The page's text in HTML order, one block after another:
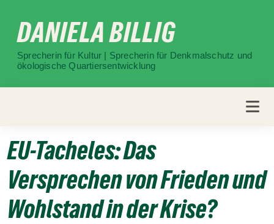
zum
InhaltDANIELA BILLIG
Sprecherin für Kultur | Sprecherin für Denkmalschutz und
ökologische Quartiersentwicklung
EU-Tacheles: Das
Versprechen von Frieden und
Wohlstand in der Krise?